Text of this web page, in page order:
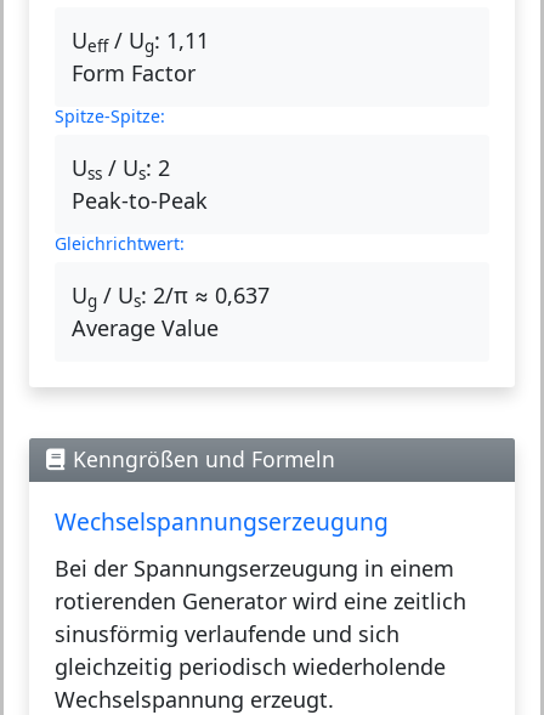
Ueff/ Ug: 1,11
Form Factor
Spitze-Spitze:
Uss / Us: 2
Peak-to-Peak
Gleichrichtwert:
Ug / Us: 2/π ≈ 0,637
Average Value
Kenngrößen und Formeln
Wechselspannungserzeugung
Bei der Spannungserzeugung in einem
rotierenden Generator wird eine zeitlich
sinusförmig verlaufende und sich
gleichzeitig periodisch wiederholende
Wechselspannung erzeugt.